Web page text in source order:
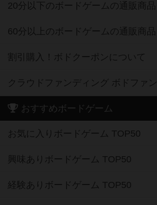
20分以下のボードゲームの通販商品
60分以上のボードゲームの通販商品
割引購入！ボドクーポンについて
クラウドファンディング ボドファン
おすすめボードゲーム
お気に入りボードゲーム TOP50
興味ありボードゲーム TOP50
経験ありボードゲーム TOP50